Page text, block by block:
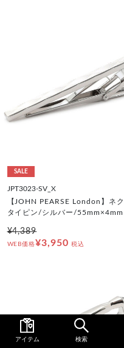
SALE
JPT3023-SV_X
【JOHN PEARSE London】ネク
タイピン/シルバー/55mm×4mm
¥4,389
WEB価格¥3,950 税込
アイテム 検索